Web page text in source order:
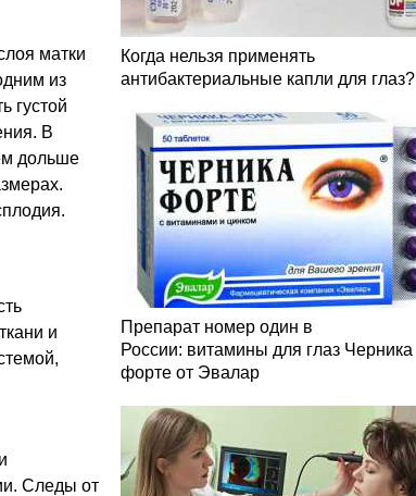
матки
из
густой
В
дольше
и
Следы от
Когда нельзя применять
антибактериальные капли для глаз?
Препарат номер один в
России: витамины для глаз Черника
форте от Эвалар